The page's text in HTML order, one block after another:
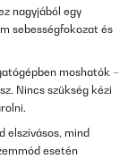
nagyjából egy
sebességfokozat és
moshatók –
Nincs szükség kézi
elszívásos, mind
esetén